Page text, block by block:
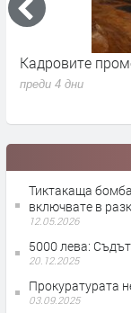
Кадровите
преди 4 дни
Тиктакаща
включвате в
12.05.2026
5000 лева:
20.12.2025
Прокуратурата
03.09.2025